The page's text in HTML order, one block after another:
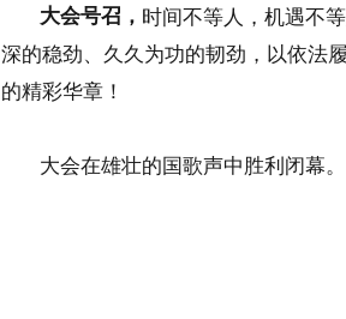
大会号召， 时间不等人，机遇不
深的稳劲、久久为功的韧劲，以依法
的精彩华章！
大会在雄壮的国歌声中胜利闭幕。